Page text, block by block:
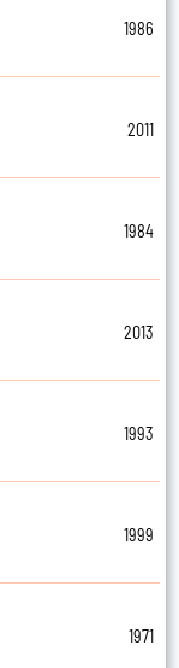
1986
2011
1984
2013
1993
1999
1971